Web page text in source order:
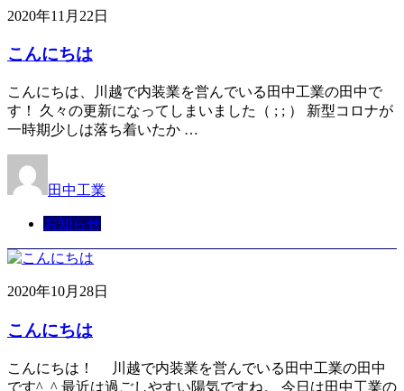
2020年11月22日
こんにちは
こんにちは、川越で内装業を営んでいる田中工業の田中で
す！ 久々の更新になってしまいました（ ; ; ） 新型コロナが
一時期少しは落ち着いたか …
田中工業
お知らせ
2020年10月28日
こんにちは
こんにちは！ 川越で内装業を営んでいる田中工業の田中
です^_^ 最近は過ごしやすい陽気ですね。 今日は田中工業の